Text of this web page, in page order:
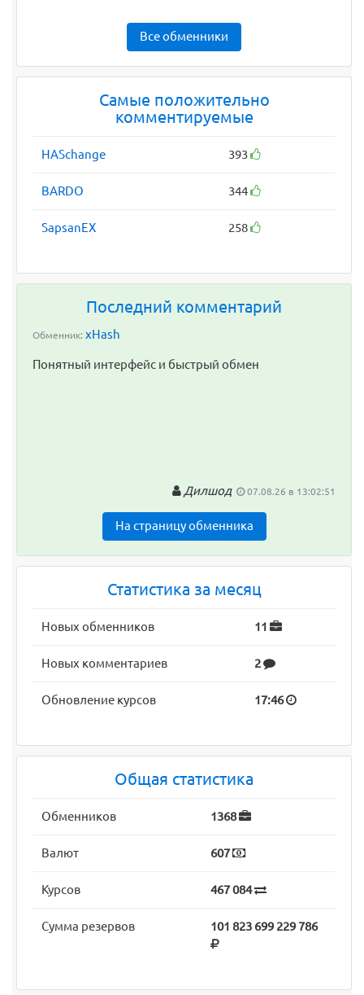
Все обменники
Самые положительно
комментируемые
HASchange 393
BARDO 344
SapsanEX 258
Последний комментарий
Обменник: xHash
Понятный интерфейс и быстрый обмен
Дилшод 07.08.26 в 13:02:51
На страницу обменника
Статистика за месяц
Новых обменников 11
Новых комментариев 2
Обновление курсов 17:46
Общая статистика
Обменников 1368
Валют 607
Курсов 467 084
Сумма резервов 101 823 699 229 786